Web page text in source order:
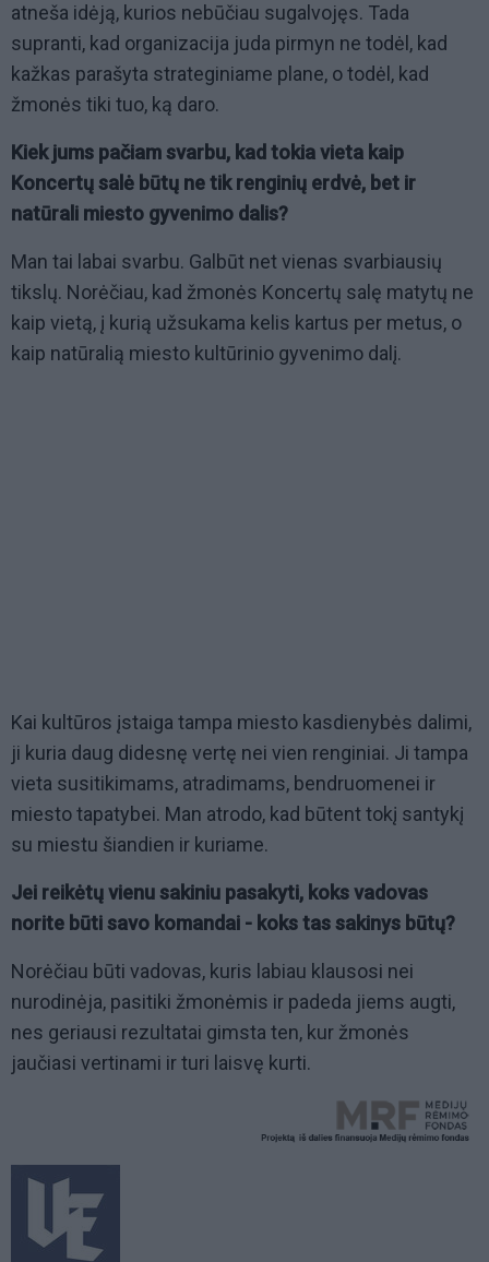
atneša idėją, kurios nebūčiau sugalvojęs. Tada
supranti, kad organizacija juda pirmyn ne todėl, kad
kažkas parašyta strateginiame plane, o todėl, kad
žmonės tiki tuo, ką daro.
Kiek jums pačiam svarbu, kad tokia vieta kaip
Koncertų salė būtų ne tik renginių erdvė, bet ir
natūrali miesto gyvenimo dalis?
Man tai labai svarbu. Galbūt net vienas svarbiausių
tikslų. Norėčiau, kad žmonės Koncertų salę matytų ne
kaip vietą, į kurią užsukama kelis kartus per metus, o
kaip natūralią miesto kultūrinio gyvenimo dalį.
Kai kultūros įstaiga tampa miesto kasdienybės dalimi,
ji kuria daug didesnę vertę nei vien renginiai. Ji tampa
vieta susitikimams, atradimams, bendruomenei ir
miesto tapatybei. Man atrodo, kad būtent tokį santykį
su miestu šiandien ir kuriame.
Jei reikėtų vienu sakiniu pasakyti, koks vadovas
norite būti savo komandai - koks tas sakinys būtų?
Norėčiau būti vadovas, kuris labiau klausosi nei
nurodinėja, pasitiki žmonėmis ir padeda jiems augti,
nes geriausi rezultatai gimsta ten, kur žmonės
jaučiasi vertinami ir turi laisvę kurti.